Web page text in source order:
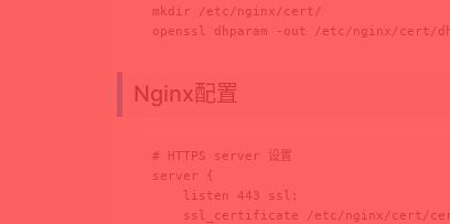
mkdir /etc/nginx/cert/
openssl dhparam -out /etc/nginx/cert/
Nginx配置
# HTTPS server 设置
server {
    listen 443 ssl;
ssl_certificate /etc/nginx/cert/